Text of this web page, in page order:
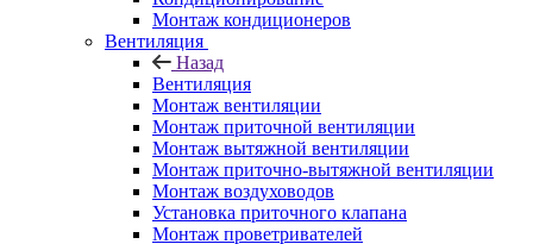
Монтаж кондиционеров
Вентиляция
Назад
Вентиляция
Монтаж вентиляции
Монтаж приточной вентиляции
Монтаж вытяжной вентиляции
Монтаж приточно-вытяжной вентиляции
Монтаж воздуховодов
Установка приточного клапана
Монтаж проветривателей